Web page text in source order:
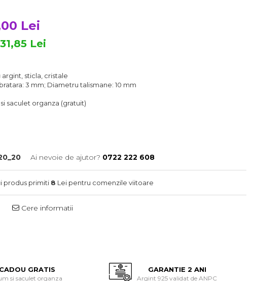
Lei
31,85 Lei
sticla, cristale
3 mm; Diametru talismane: 10 mm
saculet organza (gratuit)
Ai nevoie de ajutor? 0722 222 608
produs primiti 8 Lei pentru comenzile viitoare
Cere informatii
GRATIS
si saculet organza
GARANTIE 2 ANI
Argint 925 validat de ANPC